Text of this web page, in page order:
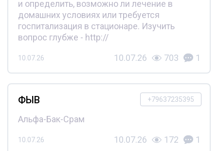
и определить, возможно ли лечение в
домашних условиях или требуется
госпитализация в стационаре. Изучить
вопрос глубже - http://
10.07.26 10.07.26 703 1
+79637235395
ФЫВ
Альфа-Бак-Срам
10.07.26 10.07.26 172 1